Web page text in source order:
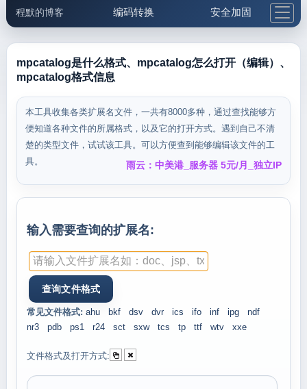
程默的博客 编码转换 安全加固
邮件工具 生活便民 更多工具
mpcatalog是什么格式、mpcatalog怎么打开（编辑）、
mpcatalog格式信息
本工具收集各类扩展名文件，一共有8000多种，通过查找能够方
便知道各种文件的所属格式，以及它的打开方式。遇到自己不清
楚的类型文件，试试该工具。可以方便查到能够编辑该文件的工
具。
雨云：中美港_服务器 5元/月_独立IP
输入需要查询的扩展名:
常见文件格式: ahu bkf dsv dvr ics ifo inf ipg
ndf
nr3
pdb ps1 r24 sct sxw tcs tp ttf wtv xxe
文件格式及打开方式: